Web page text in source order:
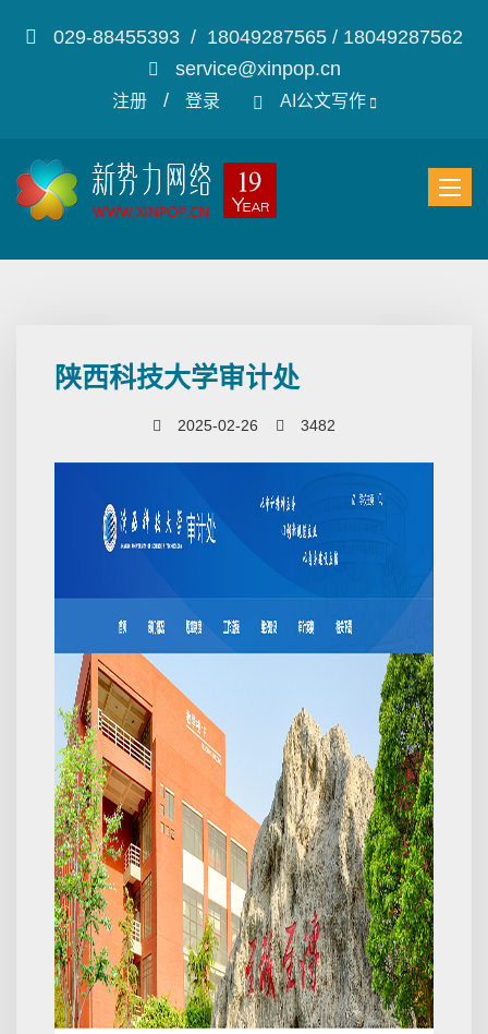
029-88455393 / 18049287565 / 18049287562
service@xinpop.cn
注册/ 登录 AI公文写作
陕西科技大学审计处
2025-02-26 3482